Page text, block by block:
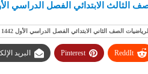
الابتدائي الفصل الدراسي الأول
الصف الثاني الابتدائي الفصل الدراسي الأول 1442 هـ
ReddIt
Pinterest البريد